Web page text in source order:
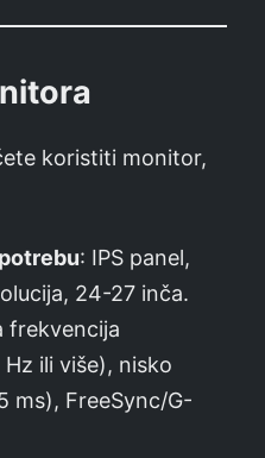
koristiti monitor,
: IPS panel,
24-27 inča.
frekvencija
ili više), nisko
ms), FreeSync/G-